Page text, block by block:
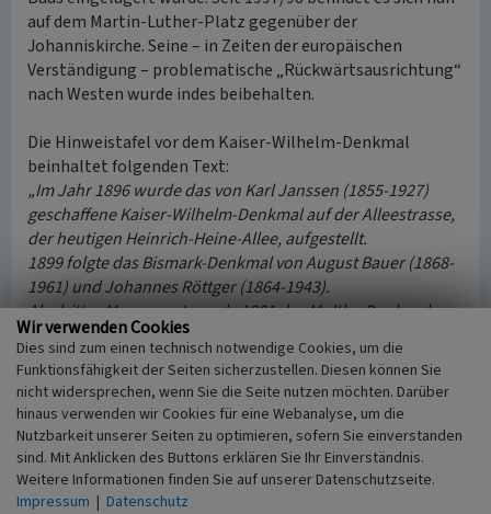
auf dem Martin-Luther-Platz gegenüber der
Johanniskirche. Seine – in Zeiten der europäischen
Verständigung – problematische „Rückwärtsausrichtung“
nach Westen wurde indes beibehalten.
Die Hinweistafel vor dem Kaiser-Wilhelm-Denkmal
beinhaltet folgenden Text:
„Im Jahr 1896 wurde das von Karl Janssen (1855-1927)
geschaffene Kaiser-Wilhelm-Denkmal auf der Alleestrasse,
der heutigen Heinrich-Heine-Allee, aufgestellt.
1899 folgte das Bismark-Denkmal von August Bauer (1868-
1961) und Johannes Röttger (1864-1943).
Als drittes Monument wurde 1901 das Moltke-Denkmal von
J.C. Hammerschmitt (1873-1926) enthüllt. Letzteres ging im
2. Weltkrieg bis auf eine Sockelplastik verloren.“
(Enno Stahl / bearbeitet von Suzan Leblebici, Rheinischer
Verein für Denkmalpflege und Landschaftsschutz, 2014)
Literatur
Wir verwenden Cookies
Dies sind zum einen technisch notwendige Cookies, um die
Funktionsfähigkeit der Seiten sicherzustellen. Diesen können Sie
nicht widersprechen, wenn Sie die Seite nutzen möchten. Darüber
hinaus verwenden wir Cookies für eine Webanalyse, um die
Nutzbarkeit unserer Seiten zu optimieren, sofern Sie einverstanden
sind. Mit Anklicken des Buttons erklären Sie Ihr Einverständnis.
Weitere Informationen finden Sie auf unserer Datenschutzseite.
Impressum | Datenschutz